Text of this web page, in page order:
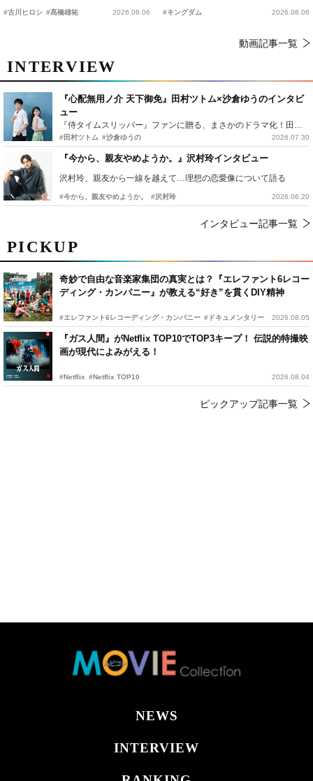
PICKUP
奇妙で自由な音楽家集団の真実とは？『エレファント6レコー
ディング・カンパニー』が教える“好き”を貫くDIY精神
#エレファント6レコーディング・カンパニー #ドキュメンタリー 2026.08.05
『ガス人間』がNetflix TOP10でTOP3キープ！ 伝説的特撮映
画が現代によみがえる！
#Netflix #Netflix TOP10 2026.08.04
ピックアップ記事一覧
時上映決定
#古川ヒロシ #髙橋雄祐 2026.08.06
の“キングダムキャンプ”開催
#キングダム 2026.08.06
動画記事一覧
INTERVIEW
『心配無用ノ介 天下御免』田村ツトム×沙倉ゆうのインタビ
ュー
『侍タイムスリッパー』ファンに贈る、まさかのドラマ化！田村ツトム×沙倉ゆうのが語る『心配無用ノ介』撮影秘話
#田村ツトム #沙倉ゆうの 2026.07.30
『今から、親友やめようか。』沢村玲インタビュー
沢村玲、親友から一線を越えて…理想の恋愛像について語る
#今から、親友やめようか。 #沢村玲 2026.06.20
インタビュー記事一覧
NEWS
INTERVIEW